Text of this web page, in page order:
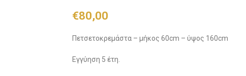
€80,00
Πετσετοκρεμάστα – μήκος 60cm – ύψος 160cm
Εγγύηση 5 έτη.